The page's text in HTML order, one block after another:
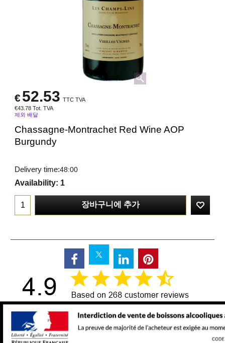
€52.53 TTC TVA
€43.78 Tot. TVA
제외 배달
Chassagne-Montrachet Red Wine AOP
Burgundy
Delivery time:48:00
Availability: 1
장바구니에 추가